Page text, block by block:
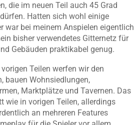
die im neuen Teil auch 45 Grad
Hatten sich wohl einige
war bei meinem Anspielen eigentlich
bisher verwendetes Gitternetz für
Gebäuden praktikabel genug.
Teilen werfen wir den
bauen Wohnsiedlungen,
Marktplätze und Tavernen. Das
wie in vorigen Teilen, allerdings
an mehreren Features